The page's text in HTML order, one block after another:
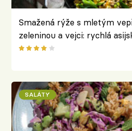
Smažená rýže s mletým
zeleninou a vejci: rychlá
pánve
SALÁTY